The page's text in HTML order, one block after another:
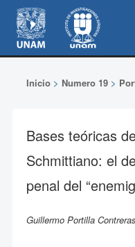
Inicio> Numero 19>
Bases teóricas
Schmittiano: el
penal del
Guillermo Portilla Contreras